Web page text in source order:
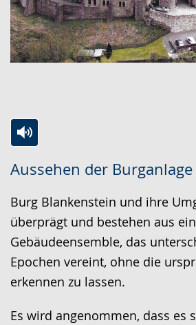
Aussehen der Burganlage
Leichten
Sprache
wechseln.
Audio-
Unterstützung.
Video
in
Deutscher
Gebärdensprache
wird
angezeigt.
Burg Blankenstein und ihre
überprägt und bestehen aus
Gebäudeensemble, das
Epochen vereint, ohne die
erkennen zu lassen.
Es wird angenommen, dass es